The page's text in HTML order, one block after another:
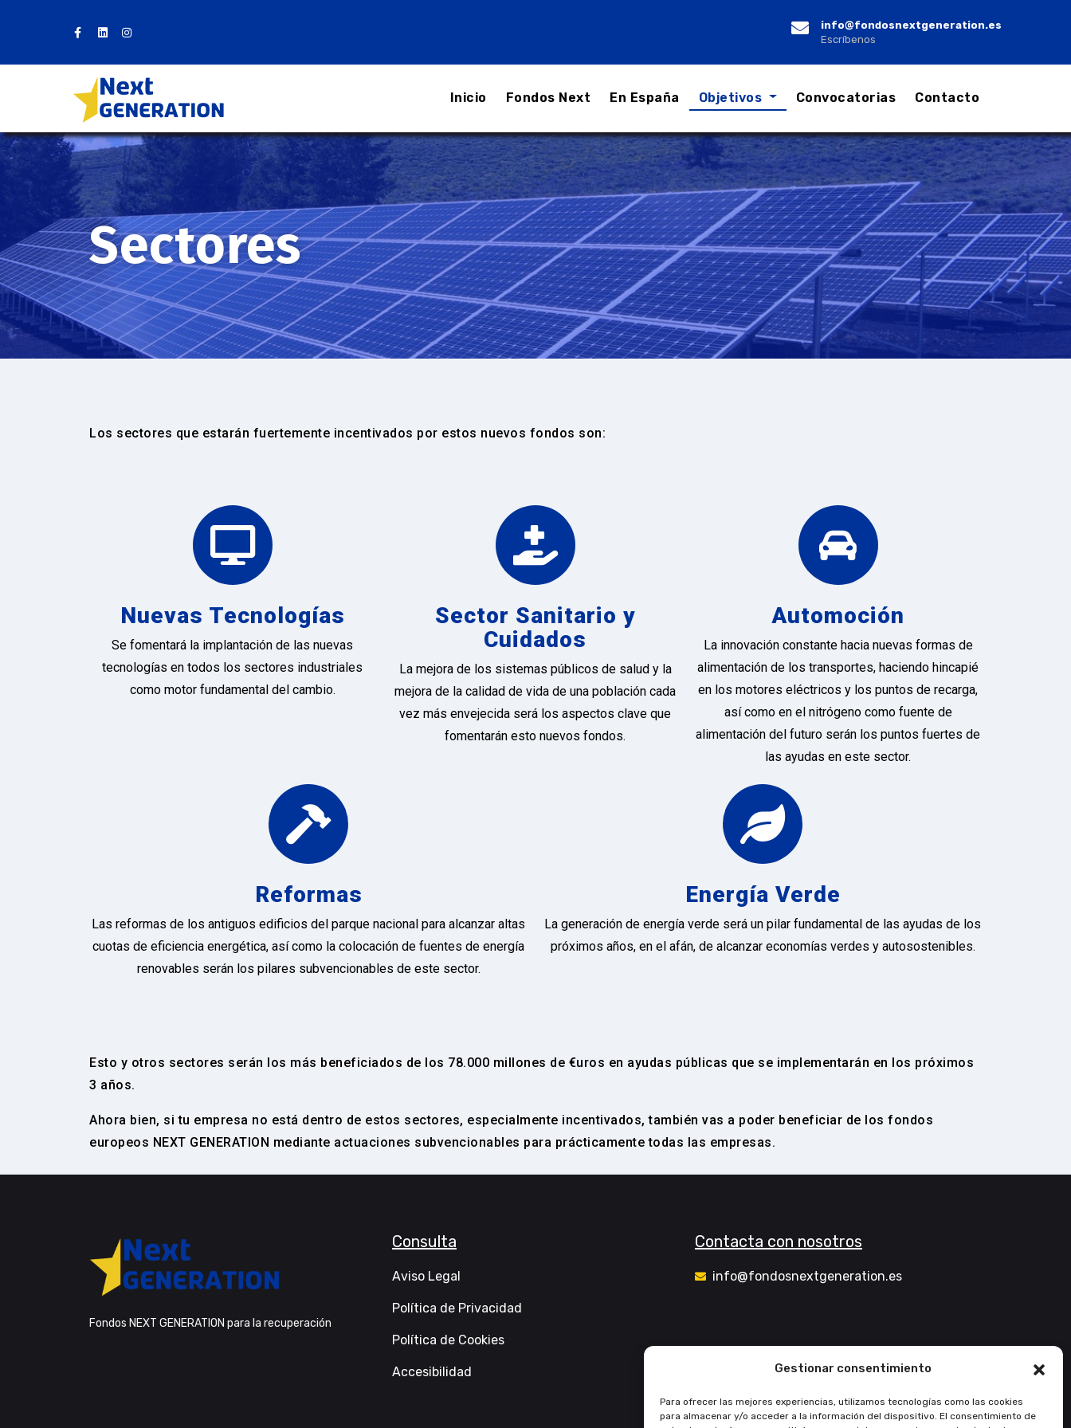
Gestionar consentimiento
Para ofrecer las mejores experiencias, utilizamos tecnologías como las cookies
para almacenar y/o acceder a la información del dispositivo. El consentimiento de
info@fondosnextgeneration.es
Escríbenos
Inicio Fondos Next En España Objetivos Convocatorias Contacto
Sectores
Los sectores que estarán fuertemente incentivados por estos nuevos fondos son:
Nuevas Tecnologías
Se fomentará la implantación de las nuevas
tecnologías en todos los sectores industriales
como motor fundamental del cambio.
Sector Sanitario y
Cuidados
La mejora de los sistemas públicos de salud y la
mejora de la calidad de vida de una población cada
vez más envejecida será los aspectos clave que
fomentarán esto nuevos fondos.
Automoción
La innovación constante hacia nuevas formas de
alimentación de los transportes, haciendo hincapié
en los motores eléctricos y los puntos de recarga,
así como en el nitrógeno como fuente de
alimentación del futuro serán los puntos fuertes de
las ayudas en este sector.
Reformas
Las reformas de los antiguos edificios del parque nacional para alcanzar altas
cuotas de eficiencia energética, así como la colocación de fuentes de energía
renovables serán los pilares subvencionables de este sector.
Energía Verde
La generación de energía verde será un pilar fundamental de las ayudas de los
próximos años, en el afán, de alcanzar economías verdes y autosostenibles.
Esto y otros sectores serán los más beneficiados de los 78.000 millones de €uros en ayudas públicas que se implementarán en los próximos
3 años.
Ahora bien, si tu empresa no está dentro de estos sectores, especialmente incentivados, también vas a poder beneficiar de los fondos
europeos NEXT GENERATION mediante actuaciones subvencionables para prácticamente todas las empresas.
Fondos NEXT GENERATION para la recuperación
Consulta
Aviso Legal
Política de Privacidad
Política de Cookies
Accesibilidad
Contacta con nosotros
info@fondosnextgeneration.es